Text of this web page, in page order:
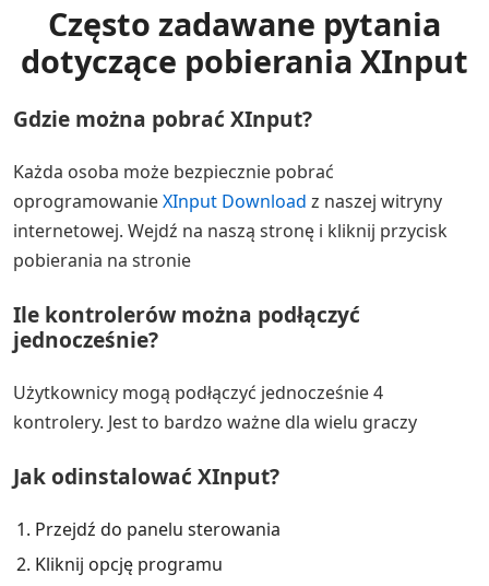
Często zadawane pytania
dotyczące pobierania XInput
Gdzie można pobrać XInput?
Każda osoba może bezpiecznie pobrać
oprogramowanieXInput Download z naszej witryny
internetowej. Wejdź na naszą stronę i kliknij przycisk
pobierania na stronie
Ile kontrolerów można podłączyć
jednocześnie?
Użytkownicy mogą podłączyć jednocześnie 4
kontrolery. Jest to bardzo ważne dla wielu graczy
Jak odinstalować XInput?
Przejdź do panelu sterowania
Kliknij opcję programu